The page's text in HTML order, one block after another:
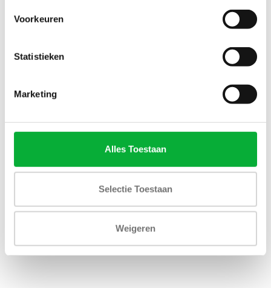
Voorkeuren
Statistieken
Marketing
Alles Toestaan
Selectie Toestaan
Weigeren
REGULAR FIT
€100,00
KORTE MOUW REGULAR
€69,00
maten
GANT BLAUW HEREN POLO
KORTE MOUW REGULAR
FIT
€100,00€69,00